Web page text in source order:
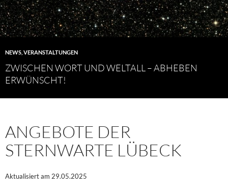
NEWS VERANSTALTUNGEN
ZWISCHEN WORT UND WELTALL – ABHEBEN
ERWÜNSCHT!
ANGEBOTE DER
STERNWARTE LÜBECK
Aktualisiert am 29.05.2025